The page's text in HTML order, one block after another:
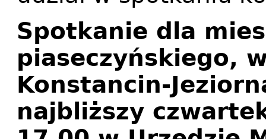
Spotkanie dla
piaseczyńskiego,
Konstancin-
najbliższy